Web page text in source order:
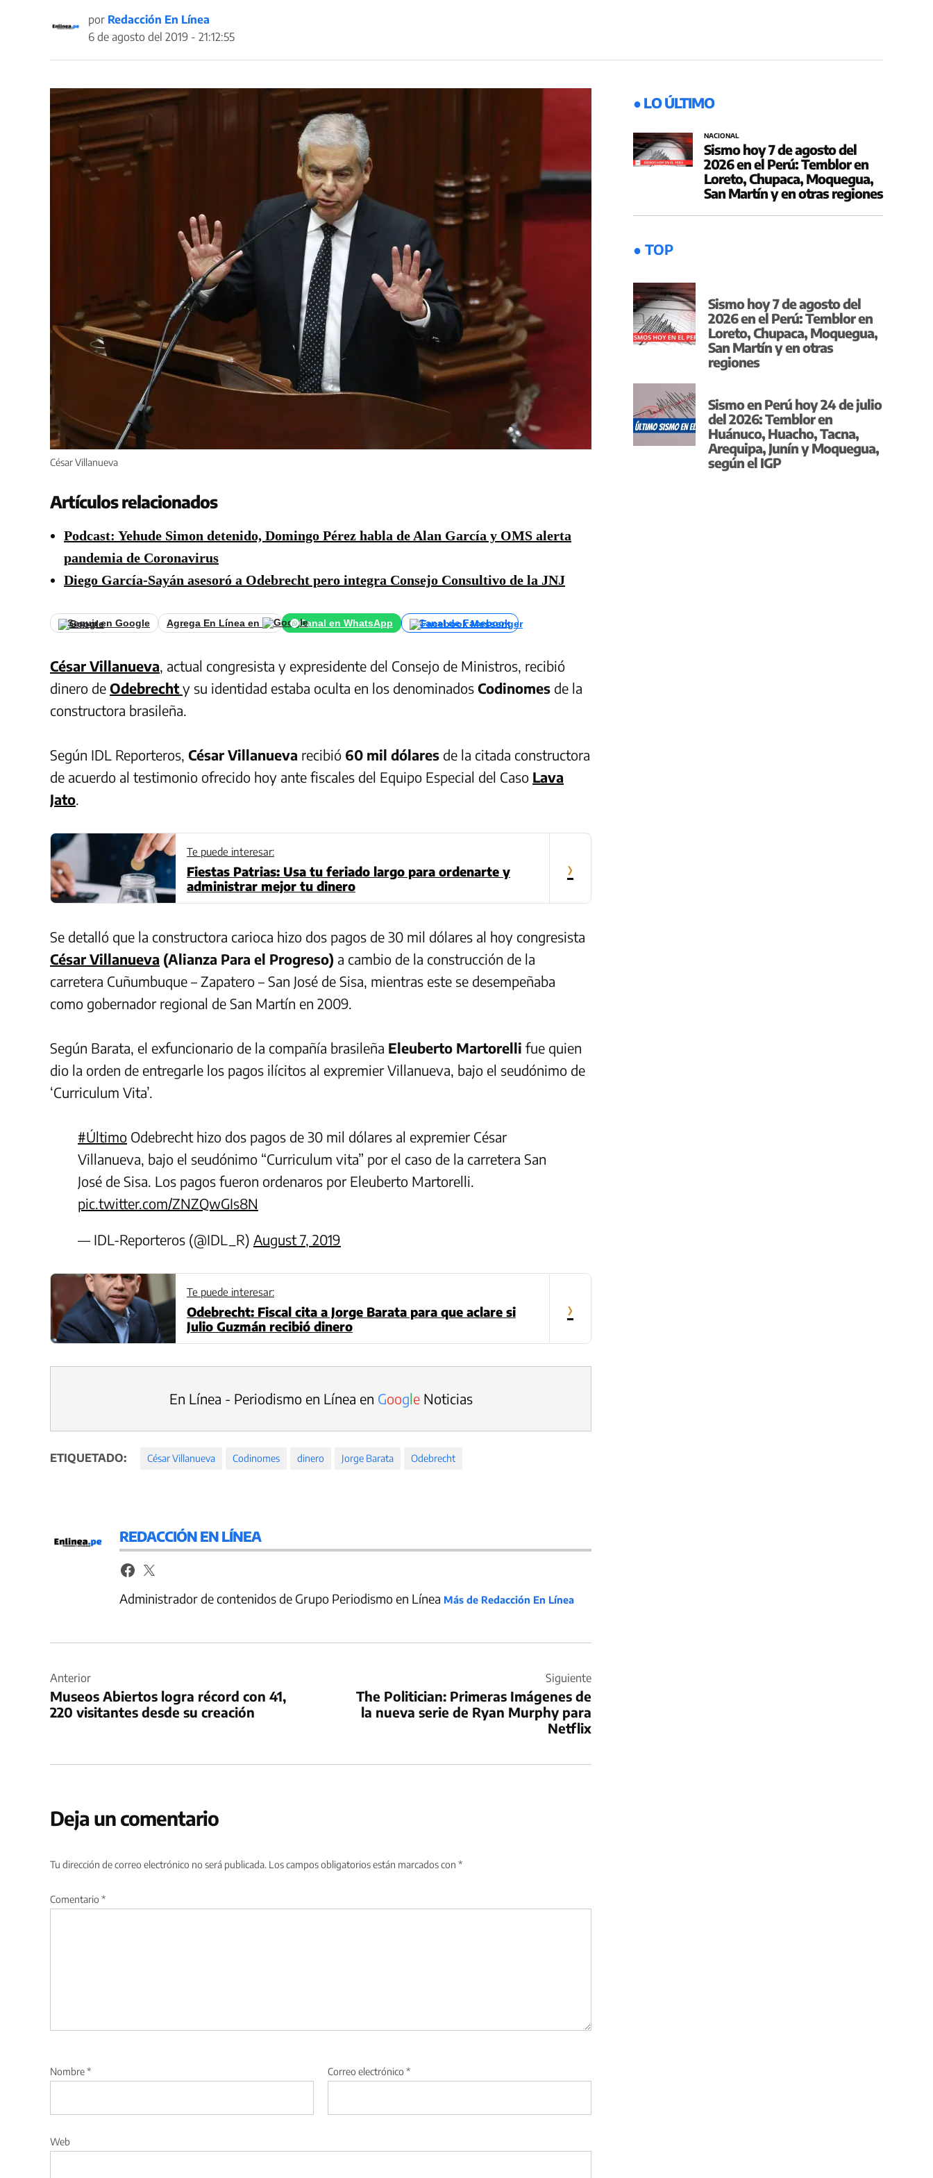
por Redacción En Línea
6 de agosto del 2019 - 21:12:55
César Villanueva
Artículos relacionados
Podcast: Yehude Simon detenido, Domingo Pérez habla de Alan García y OMS alerta
pandemia de Coronavirus
Diego García-Sayán asesoró a Odebrecht pero integra Consejo Consultivo de la JNJ
Seguir en Google Agrega En Línea en Canal en WhatsApp Canal de Facebook
César Villanueva, actual congresista y expresidente del Consejo de Ministros, recibió
dinero de Odebrecht y su identidad estaba oculta en los denominados Codinomes de la
constructora brasileña.
Según IDL Reporteros, César Villanueva recibió 60 mil dólares de la citada constructora
de acuerdo al testimonio ofrecido hoy ante fiscales del Equipo Especial del Caso Lava
Jato.
Te puede interesar:
Fiestas Patrias: Usa tu feriado largo para ordenarte y
administrar mejor tu dinero
›
Se detalló que la constructora carioca hizo dos pagos de 30 mil dólares al hoy congresista
César Villanueva (Alianza Para el Progreso) a cambio de la construcción de la
carretera Cuñumbuque – Zapatero – San José de Sisa, mientras este se desempeñaba
como gobernador regional de San Martín en 2009.
Según Barata, el exfuncionario de la compañía brasileña Eleuberto Martorelli fue quien
dio la orden de entregarle los pagos ilícitos al expremier Villanueva, bajo el seudónimo de
‘Curriculum Vita’.
#Último Odebrecht hizo dos pagos de 30 mil dólares al expremier César
Villanueva, bajo el seudónimo “Curriculum vita” por el caso de la carretera San
José de Sisa. Los pagos fueron ordenaros por Eleuberto Martorelli.
pic.twitter.com/ZNZQwGIs8N
— IDL-Reporteros (@IDL_R) August 7, 2019
Te puede interesar:
Odebrecht: Fiscal cita a Jorge Barata para que aclare si
Julio Guzmán recibió dinero
›
En Línea - Periodismo en Línea en GoogleNoticias
ETIQUETADO: César Villanueva Codinomes dinero Jorge Barata Odebrecht
REDACCIÓN EN LÍNEA
Administrador de contenidos de Grupo Periodismo en Línea Más de Redacción En Línea
de
entradas
Anterior
Museos Abiertos logra récord con 41,
220 visitantes desde su creación
Siguiente
The Politician: Primeras Imágenes de
la nueva serie de Ryan Murphy para
Netflix
Deja un comentario
Tu dirección de correo electrónico no será publicada. Los campos obligatorios están marcados con *
Comentario *
Nombre* Correo electrónico *
Web
● LO ÚLTIMO
NACIONAL
Sismo hoy 7 de agosto del
2026 en el Perú: Temblor en
Loreto, Chupaca, Moquegua,
San Martín y en otras regiones
● TOP
Sismo hoy 7 de agosto del
2026 en el Perú: Temblor en
Loreto, Chupaca, Moquegua,
San Martín y en otras
regiones
Sismo en Perú hoy 24 de julio
del 2026: Temblor en
Huánuco, Huacho, Tacna,
Arequipa, Junín y Moquegua,
según el IGP